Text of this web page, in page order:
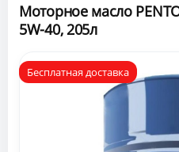
Моторное масло
5W-40, 205л
Бесплатная доставка